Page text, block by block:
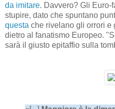
da imitare. Davvero? Gli Euro-
stupire, dato che spuntano
questa che rivelano gli orrori
dietro al fanatismo Europeo.
sarà il giusto epitaffio sulla